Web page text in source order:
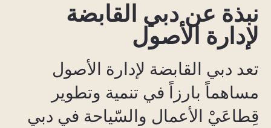
نبذة عن دبي القابضة
لإدارة الأصول
تعد دبي القابضة لإدارة الأصول
مساهماً بارزاً في تنمية وتطوير
قِطاعَيْ الأعمال والسّياحة في دبي